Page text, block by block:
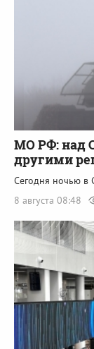
МО РФ: над
другими
Сегодня ночью в
8 августа 08:48